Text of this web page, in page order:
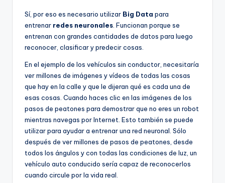
Sí, por eso es necesario utilizar Big Data para
entrenar redes neuronales . Funcionan porque se
entrenan con grandes cantidades de datos para luego
reconocer, clasificar y predecir cosas.
En el ejemplo de los vehículos sin conductor, necesitaría
ver millones de imágenes y vídeos de todas las cosas
que hay en la calle y que le dijeran qué es cada una de
esas cosas. Cuando haces clic en las imágenes de los
pasos de peatones para demostrar que no eres un robot
mientras navegas por Internet. Esto también se puede
utilizar para ayudar a entrenar una red neuronal. Sólo
después de ver millones de pasos de peatones, desde
todos los ángulos y con todas las condiciones de luz, un
vehículo auto conducido sería capaz de reconocerlos
cuando circule por la vida real.